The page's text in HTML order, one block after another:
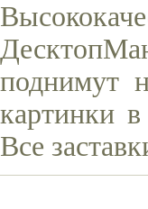
поднимут
картинки
Все